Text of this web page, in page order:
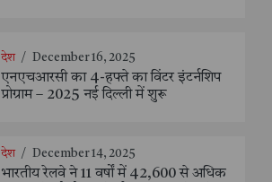
देश / December 16, 2025
एनएचआरसी का 4-हफ्ते का विंटर इंटर्नशिप
प्रोग्राम – 2025 नई दिल्ली में शुरू
देश / December 14, 2025
भारतीय रेलवे ने 11 वर्षों में 42,600 से अधिक